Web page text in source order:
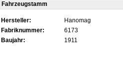
Fahrzeugstamm
Hersteller:
Hanomag
Fabriknummer:
6173
Baujahr:
1911